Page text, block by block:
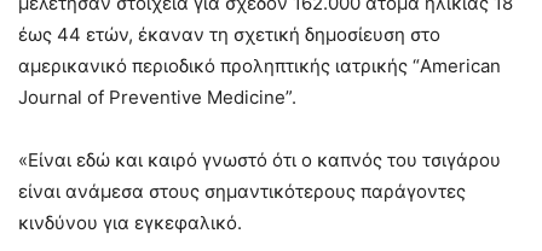
έως 44 ετών, έκαναν τη σχετική δημοσίευση στο
αμερικανικό περιοδικό προληπτικής ιατρικής “American
Journal of Preventive Medicine”.
«Είναι εδώ και καιρό γνωστό ότι ο καπνός του τσιγάρου
είναι ανάμεσα στους σημαντικότερους παράγοντες
κινδύνου για εγκεφαλικό.